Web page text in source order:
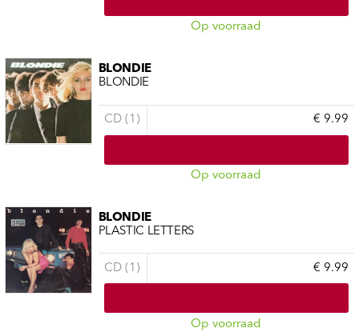
Op voorraad
BLONDIE
BLONDIE
CD (1) € 9.99
Op voorraad
BLONDIE
PLASTIC LETTERS
CD (1) € 9.99
Op voorraad